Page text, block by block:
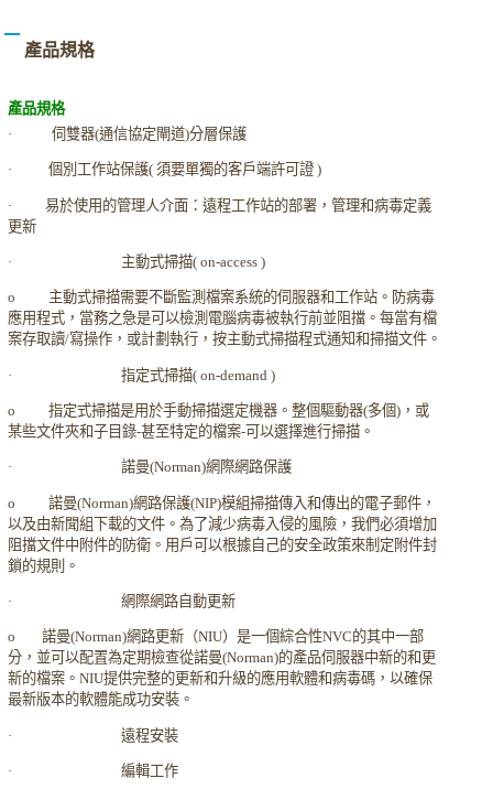
產品規格
產品規格
·
伺雙器(通信協定閘道)分層保護
· 個別工作站保護( 須要單獨的客戶端許可證 )
·
易於使用的管理人介面：遠程工作站的部署，管理和病毒定義
更新
· 主動式掃描( on-access )
o
主動式掃描需要不斷監測檔案系統的伺服器和工作站。防病毒
應用程式，當務之急是可以檢測電腦病毒被執行前並阻擋。每當有檔
案存取讀/寫操作，或計劃執行，按主動式掃描程式通知和掃描文件。
· 指定式掃描( on-demand )
o 指定式掃描是用於手動掃描選定機器。整個驅動器(多個) ，或
某些文件夾和子目錄-甚至特定的檔案-可以選擇進行掃描。
· 諾曼(Norman)網際網路保護
o 諾曼(Norman)網路保護(NIP)模組掃描傳入和傳出的電子郵件，
以及由新聞組下載的文件。為了減少病毒入侵的風險，我們必須增加
阻擋文件中附件的防衛。用戶可以根據自己的安全政策來制定附件封
鎖的規則。
· 網際網路自動更新
o 諾曼(Norman)網路更新（NIU）是一個綜合性NVC的其中一部
分，並可以配置為定期檢查從諾曼(Norman)的產品伺服器中新的和更
新的檔案。 NIU提供完整的更新和升級的應用軟體和病毒碼，以確保
最新版本的軟體能成功安裝。
· 遠程安裝
· 編輯工作